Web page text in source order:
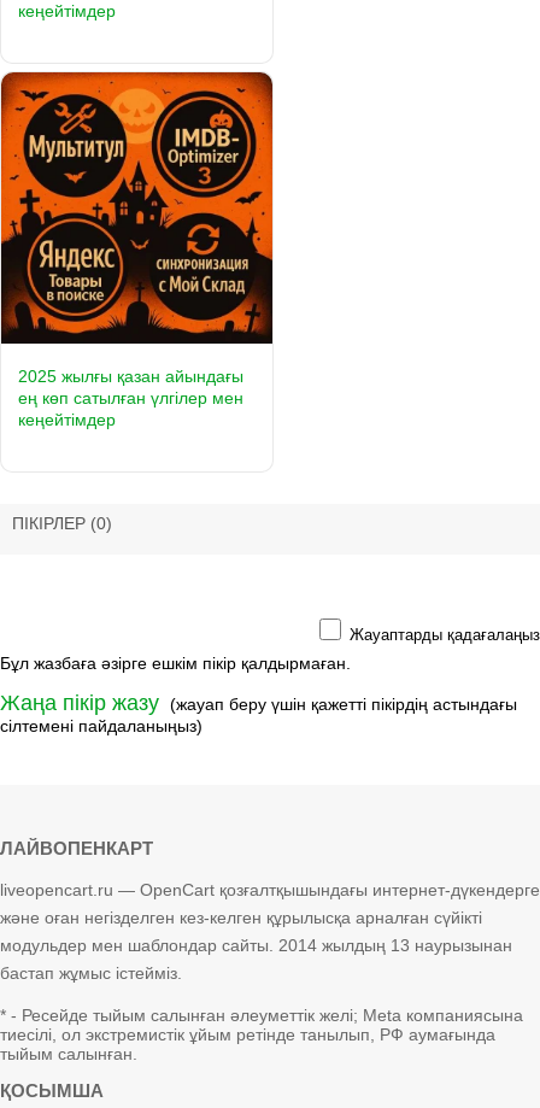
кеңейтімдер
2025 жылғы қазан айындағы
ең көп сатылған үлгілер мен
кеңейтімдер
ПІКІРЛЕР (0)
Жауаптарды қадағалаңыз
Бұл жазбаға әзірге ешкім пікір қалдырмаған.
Жаңа пікір жазу (жауап беру үшін қажетті пікірдің астындағы
сілтемені пайдаланыңыз)
ЛАЙВОПЕНКАРТ
liveopencart.ru — OpenCart қозғалтқышындағы интернет-дүкендерге
және оған негізделген кез-келген құрылысқа арналған сүйікті
модульдер мен шаблондар сайты. 2014 жылдың 13 наурызынан
бастап жұмыс істейміз.
* - Ресейде тыйым салынған әлеуметтік желі; Meta компаниясына
тиесілі, ол экстремистік ұйым ретінде танылып, РФ аумағында
тыйым салынған.
ҚОСЫМША